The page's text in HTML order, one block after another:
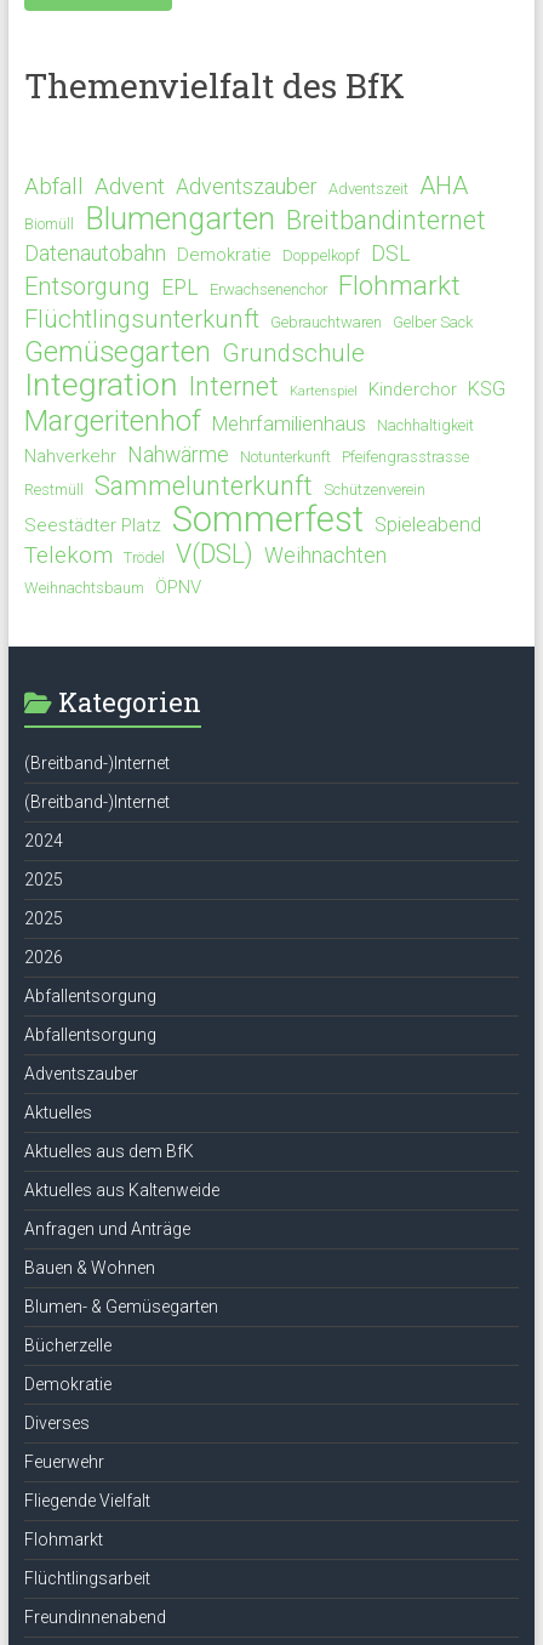
Themenvielfalt des BfK
Abfall Advent Adventszauber Adventszeit AHA
Biomüll Blumengarten Breitbandinternet
Datenautobahn Demokratie Doppelkopf DSL
Entsorgung EPL Erwachsenenchor Flohmarkt
Flüchtlingsunterkunft Gebrauchtwaren Gelber Sack
Gemüsegarten Grundschule
Integration Internet Kartenspiel Kinderchor KSG
Margeritenhof Mehrfamilienhaus Nachhaltigkeit
Nahverkehr Nahwärme Notunterkunft
Pfeifengrasstrasse
Restmüll
Sammelunterkunft Schützenverein
Seestädter Platz Sommerfest Spieleabend
Telekom Trödel V(DSL) Weihnachten
Weihnachtsbaum ÖPNV
Kategorien
(Breitband-)Internet
(Breitband-)Internet
2024
2025
2025
2026
Abfallentsorgung
Abfallentsorgung
Adventszauber
Aktuelles
Aktuelles aus dem BfK
Aktuelles aus Kaltenweide
Anfragen und Anträge
Bauen & Wohnen
Blumen- & Gemüsegarten
Bücherzelle
Demokratie
Diverses
Feuerwehr
Fliegende Vielfalt
Flohmarkt
Flüchtlingsarbeit
Freundinnenabend